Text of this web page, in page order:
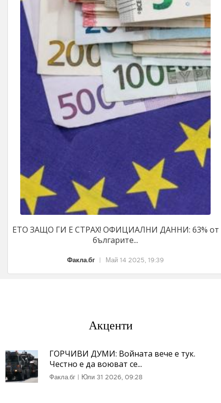
ЕТО ЗАЩО ГИ Е СТРАХ! ОФИЦИАЛНИ ДАННИ: 63% от
българите...
Факла.бг | Май 14 2025, 19:39
Акценти
ГОРЧИВИ ДУМИ: Войната вече е тук.
Честно е да воюват се...
Факла.бг | Юли 31 2026, 09:28